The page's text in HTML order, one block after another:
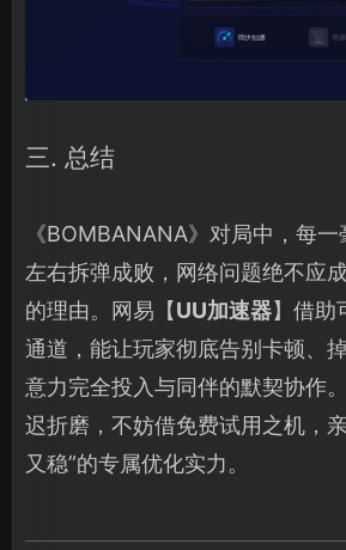
三. 总结
《BOMBANANA》对局中，每
左右拆弹成败，网络问题绝不应
的理由。网易【UU加速器】借助
通道，能让玩家彻底告别卡顿、
意力完全投入与同伴的默契协作
迟折磨，不妨借免费试用之机，
又稳”的专属优化实力。